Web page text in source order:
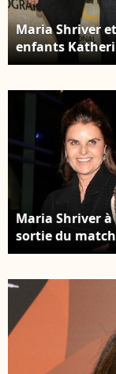
Maria Shriver
enfants
Maria Shriver à
sortie du
NBA "LA
23 novembre